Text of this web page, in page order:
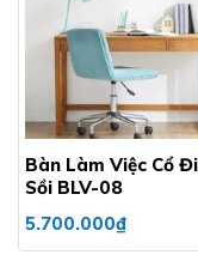
Bàn Làm Việc Cổ
Sồi BLV-08
5.700.000₫